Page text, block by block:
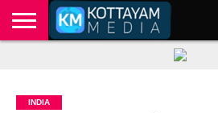
INDIA